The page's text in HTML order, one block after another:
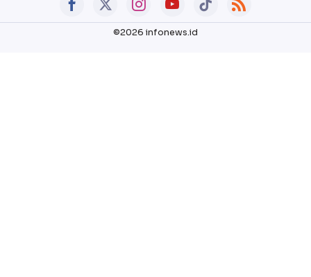
©2026 infonews.id